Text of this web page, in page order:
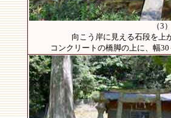
（3）
向こう岸に見える石段を上
コンクリートの橋脚の上に、幅